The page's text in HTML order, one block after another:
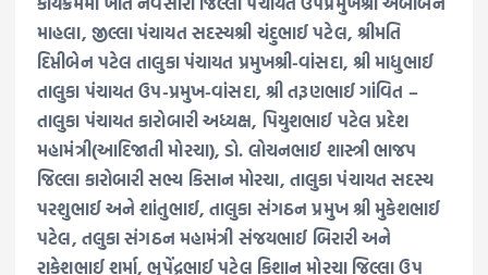
માહલા, જીલ્લા પંચાયત સદસ્યશ્રી ચંદુભાઈ પટેલ, શ્રીમતિ
દિપ્તીબેન પટેલ તાલુકા પંચાયત પ્રમુખશ્રી-વાંસદા, શ્રી માધુભાઈ
તાલુકા પંચાયત ઉપ-પ્રમુખ-વાંસદા, શ્રી તરૂણભાઈ ગાંવિત –
તાલુકા પંચાયત કારોબારી અધ્યક્ષ, પિયુશભાઈ પટેલ પ્રદેશ
મહામંત્રી(આદિજાતી મોરચા), ડો. લોચનભાઈ શાસ્ત્રી ભાજપ
જિલ્લા કારોબારી સભ્ય કિસાન મોરચા, તાલુકા પંચાયત સદસ્ય
પરશુભાઈ અને શાંતુભાઈ, તાલુકા સંગઠન પ્રમુખ શ્રી મુકેશભાઈ
પટેલ, તલુકા સંગઠન મહામંત્રી સંજયભાઈ બિરારી અને
રાકેશભાઈ શર્મા, ભુપેંદ્રભાઈ પટેલ કિશાન મોરચા જિલ્લા ઉપ